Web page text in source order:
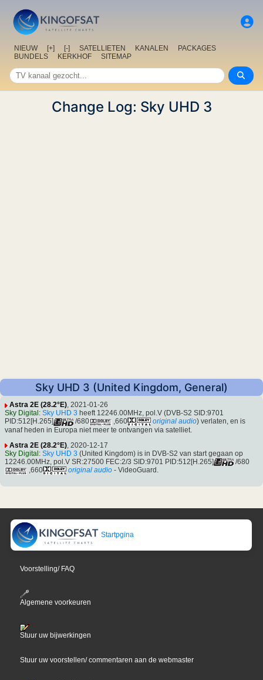
NIEUW [+] [-] SATELLIETEN KANALEN
PACKAGES
BUNDELS
KERKHOF SITEMAP
Change Log: Sky UHD 3
Sky UHD 3 (United Kingdom, General)
Astra 2E (28.2°E), 2021-01-26
Sky Digital : Sky UHD 3 heeft 12246.00MHz, pol.V (DVB-S2 SID:9701
PID:512[H.265]
/680 ,660 original audio) verlaten, en is
vanaf heden in Europa niet meer te ontvangen via satelliet.
Astra 2E (28.2°E), 2020-12-17
Sky Digital : Sky UHD 3 (United Kingdom) is in DVB-S2 van start gegaan op
12246.00MHz, pol.V SR:27500 FEC:2/3 SID:9701 PID:512[H.265]
/680
,660
original audio - VideoGuard.
Startpgina
Voorstelling/ FAQ
Algemene voorkeuren
Stuur uw bijwerkingen
Stuur uw voorstellen/ commentaren aan de webmaster